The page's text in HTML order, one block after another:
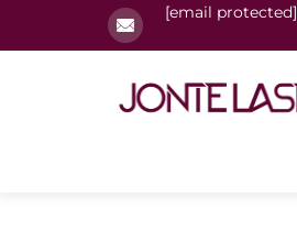
[email protected]